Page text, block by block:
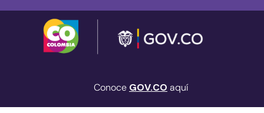
Conoce GOV.CO aquí